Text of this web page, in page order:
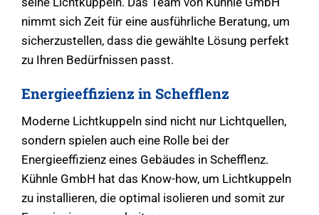
nimmt sich Zeit für eine ausführliche Beratung, um
sicherzustellen, dass die gewählte Lösung perfekt
zu Ihren Bedürfnissen passt.
Energieeffizienz in Schefflenz
Moderne Lichtkuppeln sind nicht nur Lichtquellen,
sondern spielen auch eine Rolle bei der
Energieeffizienz eines Gebäudes in Schefflenz.
Kühnle GmbH hat das Know-how, um Lichtkuppeln
zu installieren, die optimal isolieren und somit zur